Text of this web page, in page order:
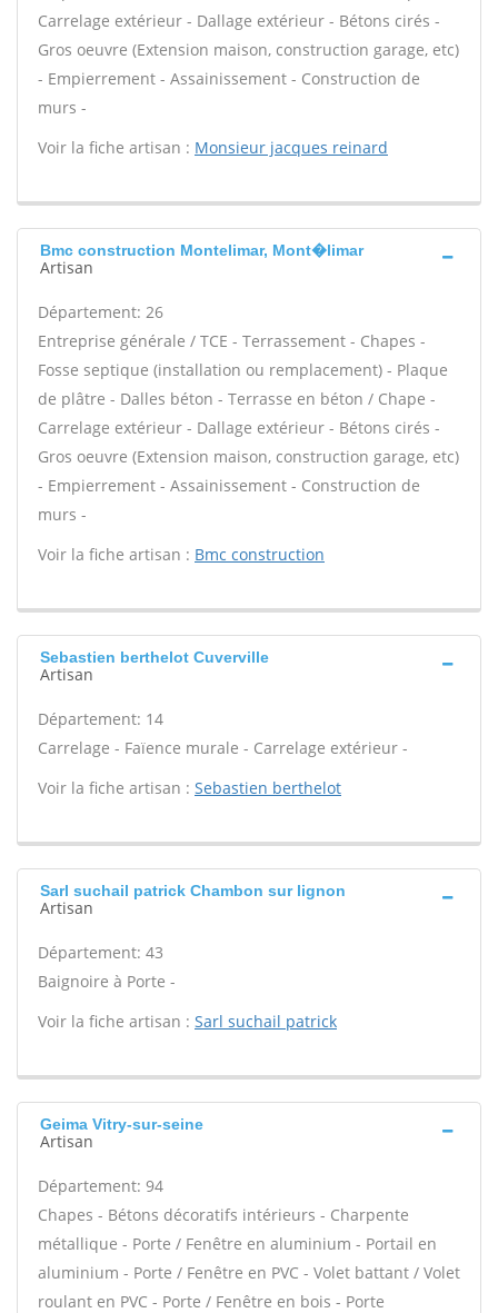
Carrelage extérieur - Dallage extérieur - Bétons cirés -
Gros oeuvre (Extension maison, construction garage, etc)
- Empierrement - Assainissement - Construction de
murs -
Voir la fiche artisan : Monsieur jacques reinard
Bmc construction Montelimar, Mont�limar
Artisan
Département: 26
Entreprise générale / TCE - Terrassement - Chapes -
Fosse septique (installation ou remplacement) - Plaque
de plâtre - Dalles béton - Terrasse en béton / Chape -
Carrelage extérieur - Dallage extérieur - Bétons cirés -
Gros oeuvre (Extension maison, construction garage, etc)
- Empierrement - Assainissement - Construction de
murs -
Voir la fiche artisan : Bmc construction
Sebastien berthelot Cuverville
Artisan
Département: 14
Carrelage - Faïence murale - Carrelage extérieur -
Voir la fiche artisan : Sebastien berthelot
Sarl suchail patrick Chambon sur lignon
Artisan
Département: 43
Baignoire à Porte -
Voir la fiche artisan : Sarl suchail patrick
Geima Vitry-sur-seine
Artisan
Département: 94
Chapes - Bétons décoratifs intérieurs - Charpente
métallique - Porte / Fenêtre en aluminium - Portail en
aluminium - Porte / Fenêtre en PVC - Volet battant / Volet
roulant en PVC - Porte / Fenêtre en bois - Porte